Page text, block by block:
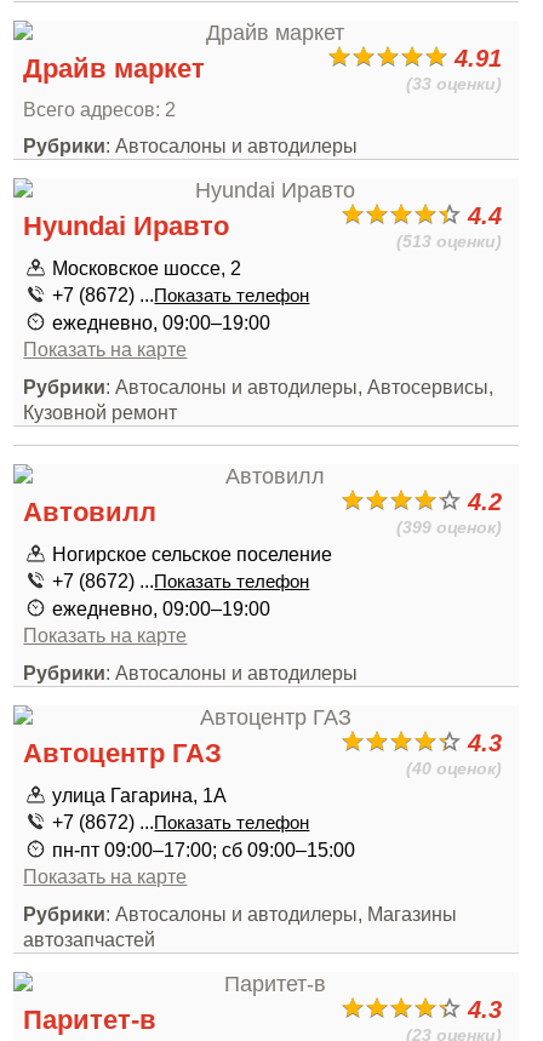
4.91
(33 оценки)
Драйв маркет
Всего адресов: 2
Рубрики: Автосалоны и автодилеры
4.4
(513 оценки)
Hyundai Иравто
Московское шоссе, 2
+7 (8672) ...Показать телефон
ежедневно, 09:00–19:00
Показать на карте
Рубрики: Автосалоны и автодилеры, Автосервисы,
Кузовной ремонт
4.2
(399 оценок)
Автовилл
Ногирское сельское поселение
+7 (8672) ...Показать телефон
ежедневно, 09:00–19:00
Показать на карте
Рубрики: Автосалоны и автодилеры
4.3
(40 оценок)
Автоцентр ГАЗ
улица Гагарина, 1А
+7 (8672) ...Показать телефон
пн-пт 09:00–17:00; сб 09:00–15:00
Показать на карте
Рубрики: Автосалоны и автодилеры, Магазины
автозапчастей
4.3
(23 оценки)
Паритет-в